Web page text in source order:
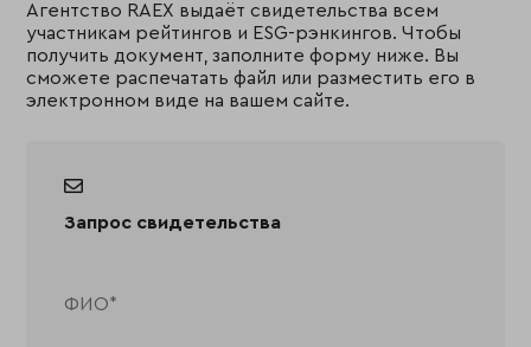
Агентство RAEX выдаёт свидетельства всем
участникам рейтингов и ESG-рэнкингов. Чтобы
получить документ, заполните форму ниже. Вы
сможете распечатать файл или разместить его в
электронном виде на вашем сайте.
Запрос свидетельства